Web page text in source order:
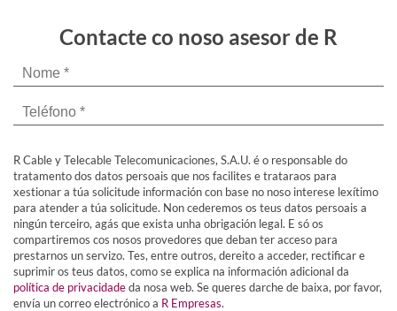
Contacte co noso asesor de R
R Cable y Telecable Telecomunicaciones, S.A.U. é o responsable do
tratamento dos datos persoais que nos facilites e trataraos para
xestionar a túa solicitude información con base no noso interese lexítimo
para atender a túa solicitude. Non cederemos os teus datos persoais a
ningún terceiro, agás que exista unha obrigación legal. E só os
compartiremos cos nosos provedores que deban ter acceso para
prestarnos un servizo. Tes, entre outros, dereito a acceder, rectificar e
suprimir os teus datos, como se explica na información adicional da
política de privacidadeda nosa web. Se queres darche de baixa, por favor,
envía un correo electrónico a R Empresas.